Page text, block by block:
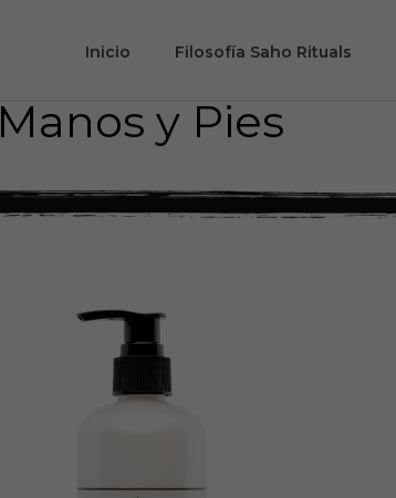
Inicio Filosofía Saho Rituals
Manos y Pies